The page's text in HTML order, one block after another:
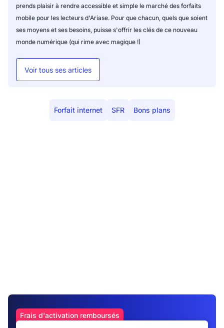
prends plaisir à rendre accessible et simple le marché des forfaits
mobile pour les lecteurs d'Ariase. Pour que chacun, quels que soient
ses moyens et ses besoins, puisse s'offrir les clés de ce nouveau
monde numérique (qui rime avec magique !)
Voir tous ses articles
Forfait internet SFR Bons plans
Frais d'activation remboursés